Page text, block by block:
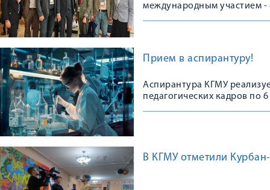
международным участием -
Прием в аспирантуру!
Аспирантура КГМУ
педагогических кадров по
В КГМУ отметили